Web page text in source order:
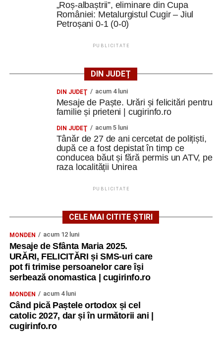
franceza, italiana și spaniola.
„Am descoperit încă o dată că limbile străine nu sunt doar
limbă, un zâmbet sau o glumă sunt suficiente pentru a
Finalul unei experiențe care continuă
Ultima zi a fost dedicată Youthpass, evaluării finale,
oportunităților Erasmus+ și diseminării.
„Am discutat despre ceea ce am învățat, despre cum
putem valorifica experiența și, mai ales, despre
Un rezultat concret al proiectului va fi o broșură
experimentate în timpul cursului și care va putea fi
utilizată ulterior de profesori, formatori și lucrători de
tineret.
emoțiile acumulate pe parcursul celor șapte zile s-au
concentrat într-un singur loc. Am scris mesaje, urări și
mulțumiri pentru colegii noștri, am prezentat steagurile
„Roș-albaștrii”, eliminare din Cupa
României: Metalurgistul Cugir – Jiul
Petroșani 0-1 (0-0)
PUBLICITATE
DIN JUDEȚ
DIN JUDEŢ acum 4 luni
Mesaje de Paște. Urări și felicitări pentru
familie și prieteni | cugirinfo.ro
DIN JUDEŢ acum 5 luni
Tânăr de 27 de ani cercetat de polițiști,
după ce a fost depistat în timp ce
conducea băut și fără permis un ATV, pe
raza localității Unirea
PUBLICITATE
CELE MAI CITITE ȘTIRI
MONDEN acum 12 luni
Mesaje de Sfânta Maria 2025.
URĂRI, FELICITĂRI și SMS-uri care
pot fi trimise persoanelor care își
serbează onomastica | cugirinfo.ro
MONDEN acum 4 luni
Când pică Paștele ortodox și cel
catolic 2027, dar și în următorii ani |
cugirinfo.ro